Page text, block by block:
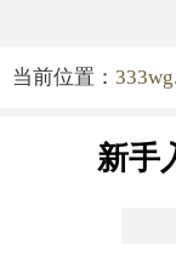
当前位置：
新手